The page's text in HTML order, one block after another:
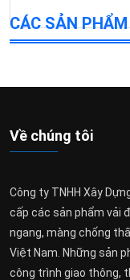
CÁC SẢN
Về chúng tôi
Công ty TNHH Xây
cấp các sản phẩm vải
ngang, màng chống
Việt Nam. Những sản
công trình giao thông,